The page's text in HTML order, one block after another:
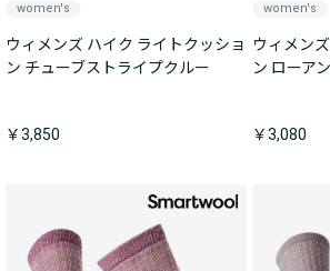
women's
ウィメンズ ハイク ライトクッショ
ン チューブストライプクルー
￥3,850
women's
ウィメン
ン ローア
￥3,080